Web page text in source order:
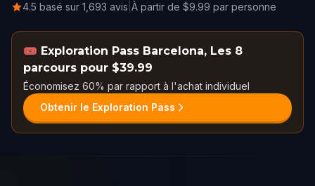
4.5 basé sur 1,693 avis À partir de $9.99 par personne
🎟️ Exploration Pass Barcelona, Les 8
parcours pour $39.99
Économisez 60% par rapport à l'achat individuel
Obtenir le Exploration Pass